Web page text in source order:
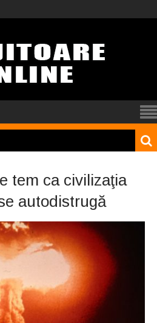
fost
tem ca civilizaţia
autodistrugă